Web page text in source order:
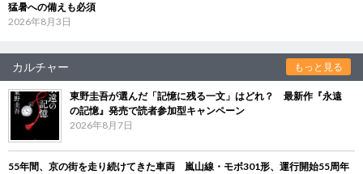
猛暑への備えも必須
2026年8月3日
カルチャー もっと見る
東野圭吾が選んだ「記憶に残る一文」はどれ？ 最新作『永遠
の記憶』発売で読者参加型キャンペーン
2026年8月7日
55年間、京の街を走り続けてきた車両 嵐山線・モボ301形、運行開始55周年